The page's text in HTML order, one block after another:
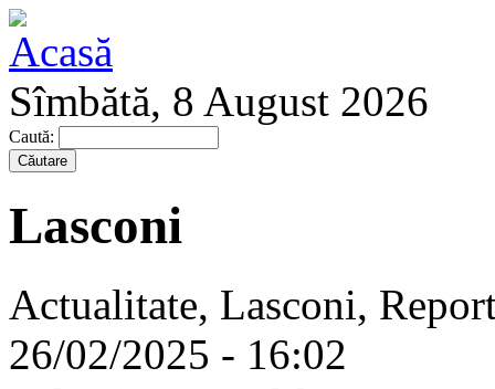
Sîmbătă, 8 August 2026
Caută:
Lasconi
Actualitate, Lasconi,
26/02/2025 - 16:02